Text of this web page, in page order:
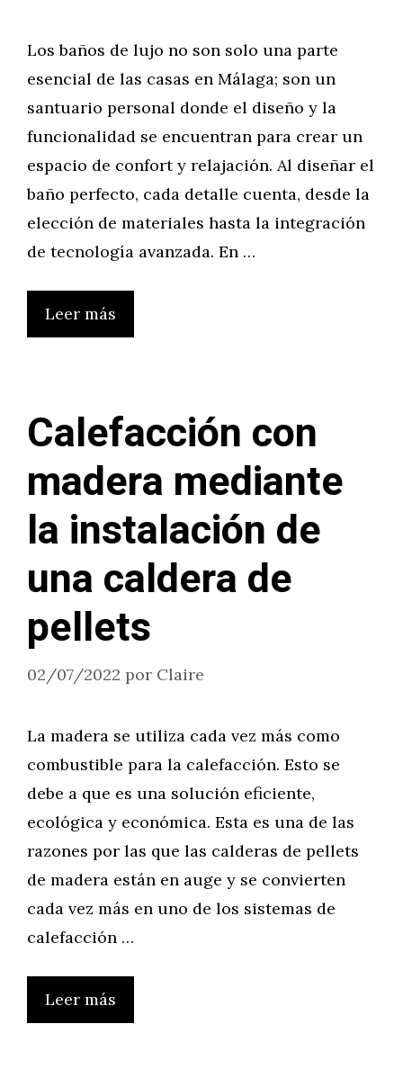
Los baños de lujo no son solo una parte
esencial de las casas en Málaga; son un
santuario personal donde el diseño y la
funcionalidad se encuentran para crear un
espacio de confort y relajación. Al diseñar el
baño perfecto, cada detalle cuenta, desde la
elección de materiales hasta la integración
de tecnología avanzada. En …
Leer más
Calefacción con
madera mediante
la instalación de
una caldera de
pellets
02/07/2022 por Claire
La madera se utiliza cada vez más como
combustible para la calefacción. Esto se
debe a que es una solución eficiente,
ecológica y económica. Esta es una de las
razones por las que las calderas de pellets
de madera están en auge y se convierten
cada vez más en uno de los sistemas de
calefacción …
Leer más